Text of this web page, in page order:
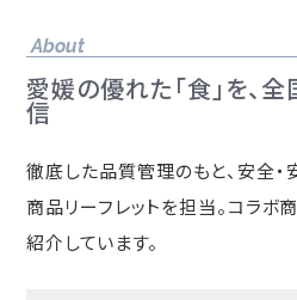
About
愛媛の優れた「食」を、
信
徹底した品質管理のもと、安全
商品リーフレットを担当。コラボ
紹介しています。